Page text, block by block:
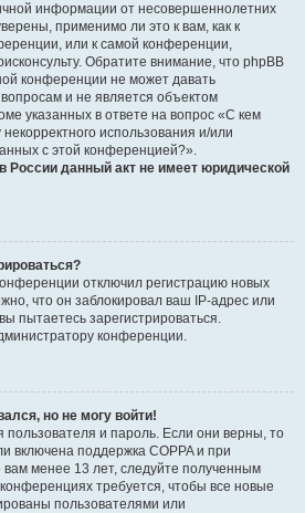
информации от несовершеннолетних
применимо ли это к вам, как к
или к самой конференции,
Обратите внимание, что phpBB
конференции не может давать
и не является объектом
указанных в ответе на вопрос «С кем
использования и/или
с этой конференцией?».
России данный акт не имеет юридической
отключил регистрацию новых
что он заблокировал ваш IP-адрес или
пытаетесь зарегистрироваться.
конференции.
но не могу войти!
пользователя и пароль. Если они верны, то
включена поддержка COPPA и при
вам менее 13 лет, следуйте полученным
требуется, чтобы все новые
пользователями или